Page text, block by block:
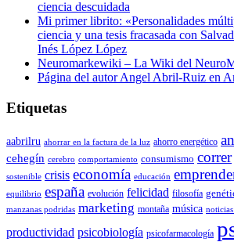
ciencia descuidada
Mi primer librito: «Personalidades
ciencia y una tesis fracasada con
Inés López López
Neuromarkewiki – La Wiki del
Página del autor Angel Abril-Ruiz en
Etiquetas
aabrilru ahorrar en la factura de la luz ahorro energético
cehegín cerebro comportamiento consumismo correr
sostenible crisis economía educación
equilibrio españa evolución felicidad filosofía
manzanas podridas marketing montaña música
productividad psicobiología psicofarmacología